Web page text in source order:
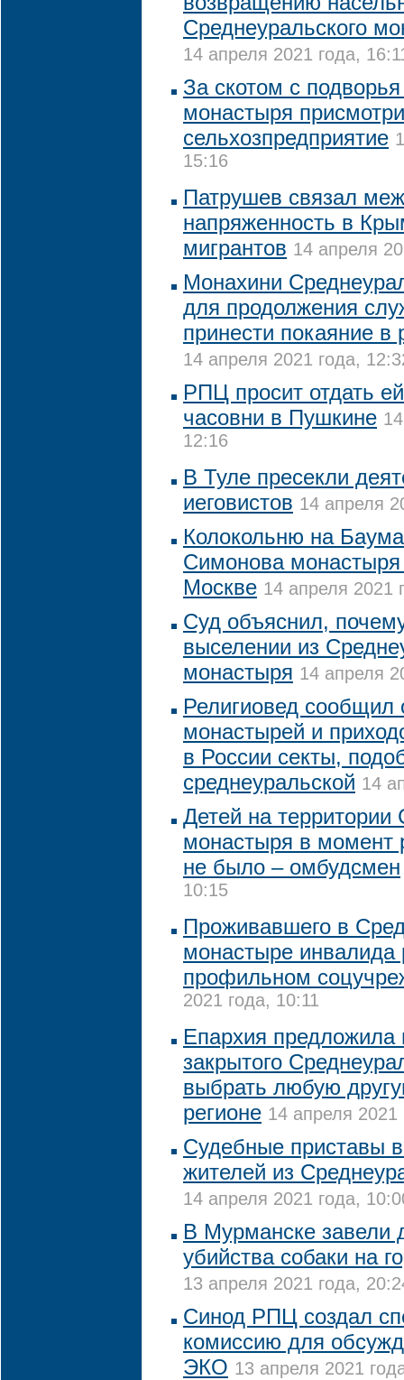
Среднеуральского
14 апреля 2021 года,
За скотом с
монастыря
сельхозпредприятие
15:16
Патрушев связал
напряженность в
мигрантов 14 апреля
Монахини
для продолжения
принести покаяние в
14 апреля 2021 года,
РПЦ просит отдать
часовни в Пушкине
12:16
В Туле пресекли
иеговистов 14 апреля
Колокольню на
Симонова монастыря
Москве 14 апреля 2021
Суд объяснил,
выселении из
монастыря 14 апреля
Религиовед сообщил
монастырей и
в России секты,
среднеуральской 14
Детей на территории
монастыря в момент
не было – омбудсмен
10:15
Проживавшего в
монастыре инвалида
профильном
2021 года, 10:11
Епархия предложила
закрытого
выбрать любую
регионе 14 апреля 2021
Судебные приставы
жителей из
14 апреля 2021 года,
В Мурманске завели
убийства собаки на
13 апреля 2021 года,
Синод РПЦ создал
комиссию для
ЭКО 13 апреля 2021